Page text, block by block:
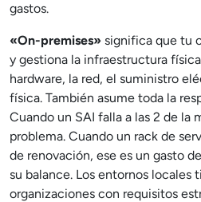
gastos.
«On-premises» significa que tu
y gestiona la infraestructura
hardware, la red, el suministro
física. También asume toda la
Cuando un SAI falla a las 2 de la
problema. Cuando un rack de
de renovación, ese es un gasto
su balance. Los entornos locales
organizaciones con requisitos